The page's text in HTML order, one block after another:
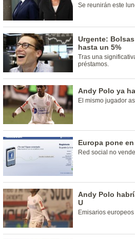
Se reunirán este
Urgente:
hasta un 5%
Tras una
préstamos.
Andy Polo ya
El mismo jugador
Europa pone
Red social no
Andy Polo
U
Emisarios